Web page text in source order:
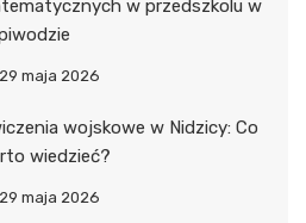
w przedszkolu w
29 maja 2026
wojskowe w Nidzicy: Co
wiedzieć?
29 maja 2026